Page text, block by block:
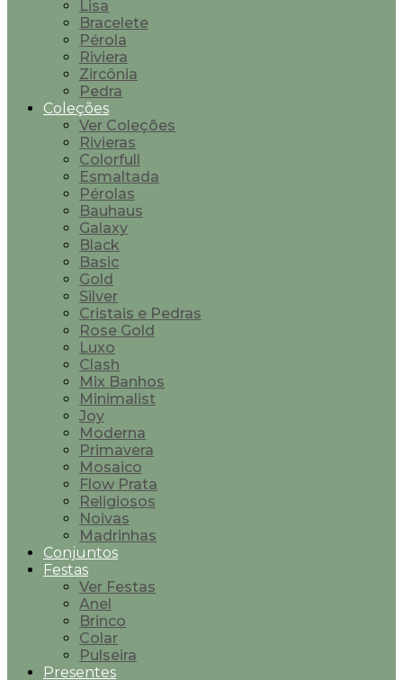
Lisa
Bracelete
Pérola
Riviera
Zircônia
Pedra
Coleções
Ver Coleções
Rivieras
Colorfull
Esmaltada
Pérolas
Bauhaus
Galaxy
Black
Basic
Gold
Silver
Cristais e Pedras
Rose Gold
Luxo
Clash
Mix Banhos
Minimalist
Joy
Moderna
Primavera
Mosaico
Flow Prata
Religiosos
Noivas
Madrinhas
Conjuntos
Festas
Ver Festas
Anel
Brinco
Colar
Pulseira
Presentes